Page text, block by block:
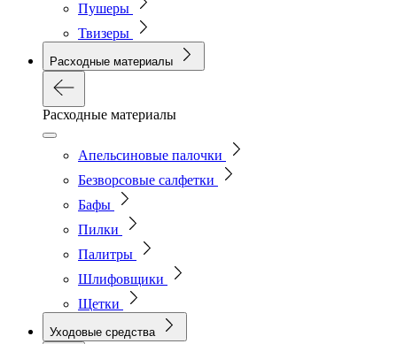
Пушеры
Твизеры
Расходные материалы
Расходные материалы
Апельсиновые палочки
Безворсовые салфетки
Бафы
Пилки
Палитры
Шлифовщики
Щетки
Уходовые средства